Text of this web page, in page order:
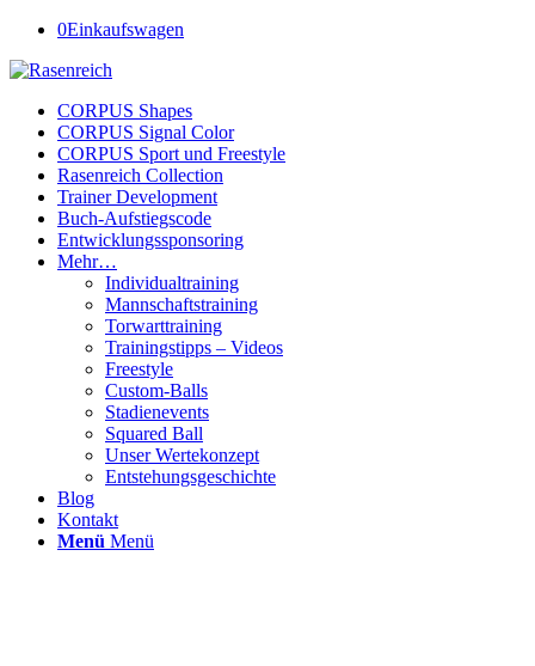
0Einkaufswagen
CORPUS Shapes
CORPUS Signal Color
CORPUS Sport und Freestyle
Rasenreich Collection
Trainer Development
Buch-Aufstiegscode
Entwicklungssponsoring
Mehr…
Individualtraining
Mannschaftstraining
Torwarttraining
Trainingstipps – Videos
Freestyle
Custom-Balls
Stadienevents
Squared Ball
Unser Wertekonzept
Entstehungsgeschichte
Blog
Kontakt
Menü Menü